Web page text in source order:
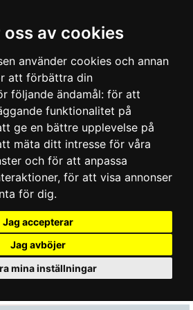
av cookies
använder cookies och annan
att förbättra din
följande ändamål: för att
funktionalitet på
ge en bättre upplevelse på
mäta ditt intresse för våra
och för att anpassa
, för att visa annonser
för dig.
Jag accepterar
Jag avböjer
mina inställningar